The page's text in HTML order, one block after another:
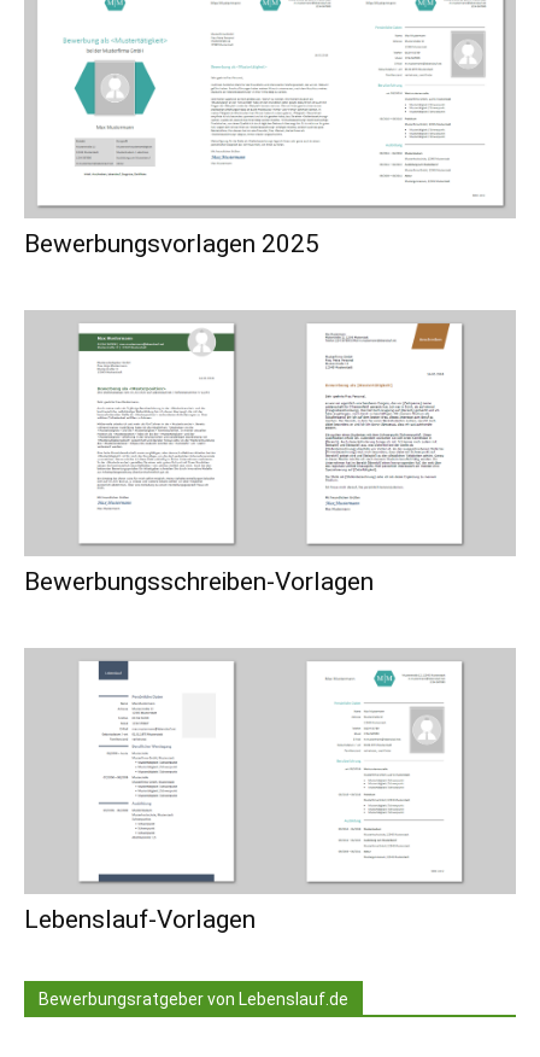
Bewerbungsvorlagen 2025
Bewerbungsschreiben-Vorlagen
Lebenslauf-Vorlagen
Bewerbungsratgeber von Lebenslauf.de